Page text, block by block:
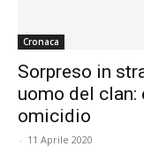
Cronaca
Sorpreso in
uomo del
omicidio
- 11 Aprile 2020